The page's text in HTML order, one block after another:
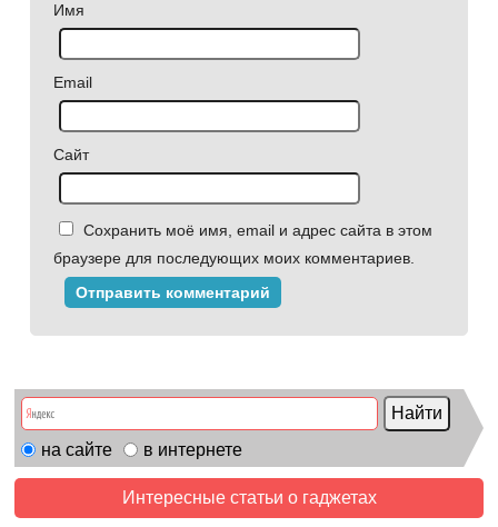
Имя
Email
Сайт
Сохранить моё имя, email и адрес сайта в этом
браузере для последующих моих комментариев.
на сайте в интернете
Интересные статьи о гаджетах